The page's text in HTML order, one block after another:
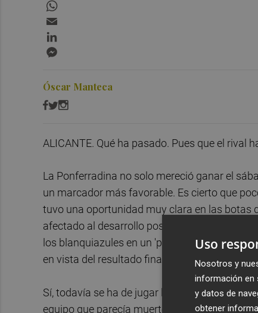
Óscar Manteca
ALICANTE. Qué ha pasado. Pues que el rival
La Ponferradina no solo mereció ganar el
un marcador más favorable. Es cierto que
tuvo una oportunidad muy clara en las botas
afectado al desarrollo posterior de los
los blanquiazules en un 'play-off', firmó dos
en vista del resultado final, puede que la
Sí, todavía se ha de jugar la vuelta y
equipo que parecía muerto demostró luego
Uso
Nosotros y
información en
y datos de
obtener